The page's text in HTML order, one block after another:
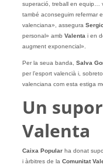
superació, treball en equip…
també aconseguim refermar
valenciana», assegura
personal» amb Valentai en
augment exponencial».
Per la seua banda, Salva
per l’esport valencià i,
valenciana com esta estiga
Un
Valenta
Caixa Popularha donat
i àrbitres de la Comunitat